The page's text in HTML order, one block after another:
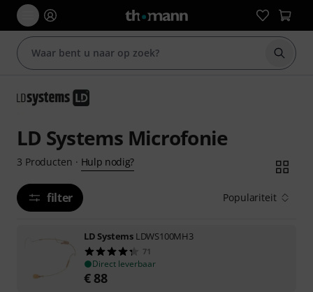
Zoek
LD Systems Microfonie
3 Producten · Hulp nodig?
filter Populariteit
LD Systems LDWS100MH3
71
Direct leverbaar
€ 88